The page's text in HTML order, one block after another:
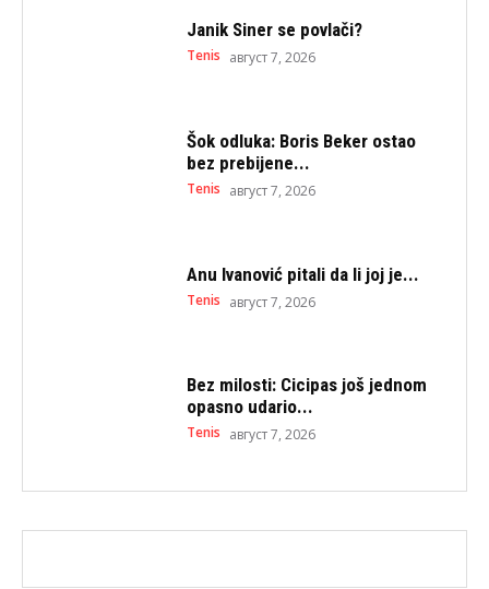
Janik Siner se povlači?
Tenis август 7, 2026
Šok odluka: Boris Beker ostao
bez prebijene...
Tenis август 7, 2026
Anu Ivanović pitali da li joj je...
Tenis август 7, 2026
Bez milosti: Cicipas još jednom
opasno udario...
Tenis август 7, 2026